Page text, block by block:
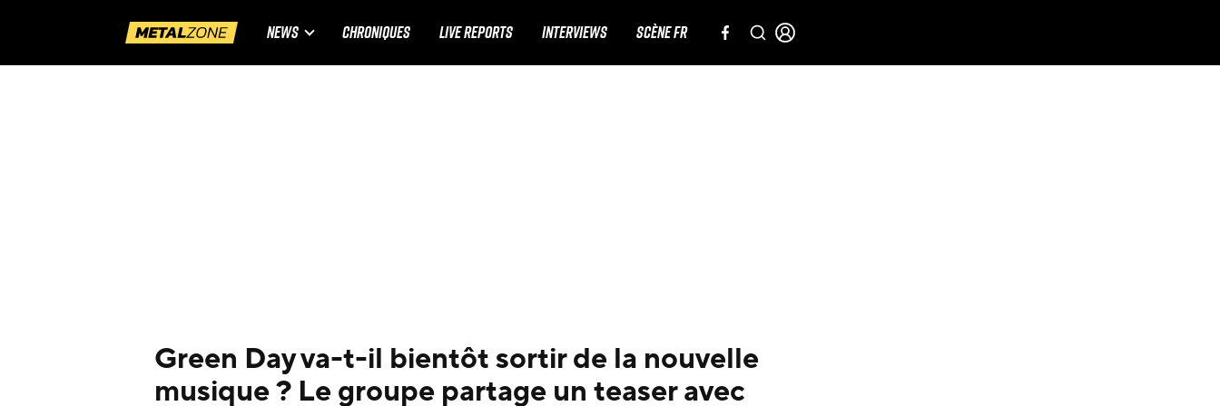
NEWS CHRONIQUES LIVE REPORTS INTERVIEWS SCÈNE FR
Green Day va-t-il bientôt sortir de la nouvelle
musique ? Le groupe partage un teaser avec